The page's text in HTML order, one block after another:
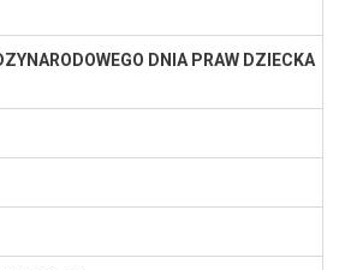
DNIA PRAW DZIECKA